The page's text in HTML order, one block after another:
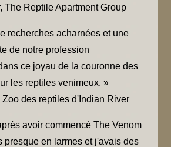
The Reptile Apartment Group
recherches acharnées et une
de notre profession
ce joyau de la couronne des
les reptiles venimeux. »
des reptiles d'Indian River
avoir commencé The Venom
presque en larmes et j'avais des